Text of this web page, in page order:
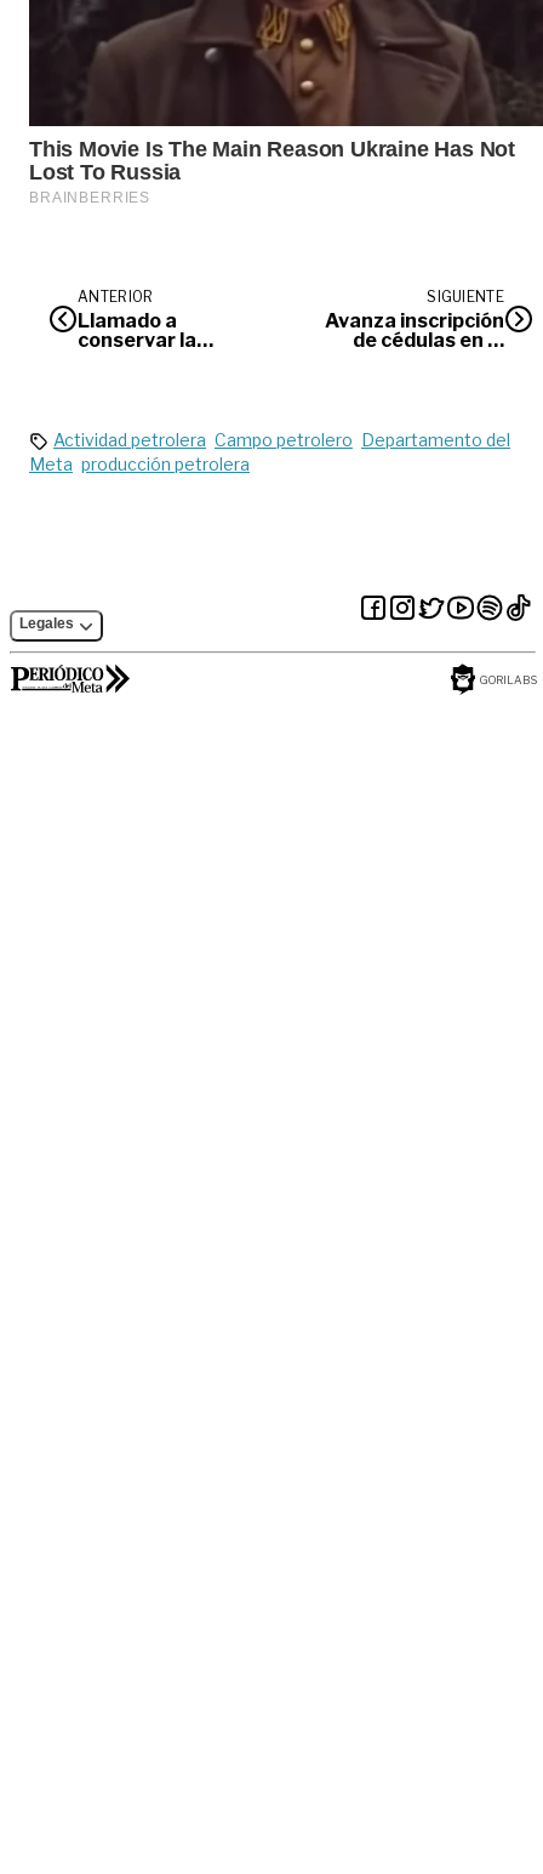
ANTERIOR
Llamado a
conservar la
SIGUIENTE
Avanza inscripción
de cédulas en el
Actividad petrolera Campo petrolero Departamento del
Meta producción petrolera
Legales
GORILABS